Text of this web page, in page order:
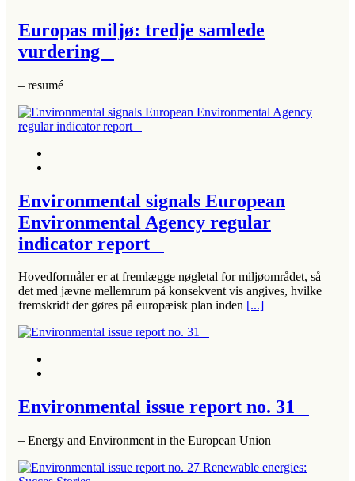
Europas miljø: tredje samlede
vurdering
– resumé
Environmental signals European
Environmental Agency regular
indicator report
Hovedformåler er at fremlægge nøgletal for miljøområdet, så
det med jævne mellemrum på konsekvent vis angives, hvilke
fremskridt der gøres på europæisk plan inden [...]
Environmental issue report no. 31
– Energy and Environment in the European Union